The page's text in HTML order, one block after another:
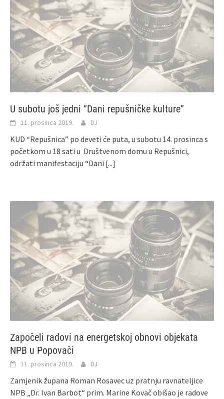
U subotu još jedni “Dani repušničke kulture”
11. prosinca 2019. DJ
KUD “Repušnica” po deveti će puta, u subotu 14. prosinca s
početkom u 18 sati u Društvenom domu u Repušnici,
održati manifestaciju “Dani [...]
Započeli radovi na energetskoj obnovi objekata
NPB u Popovači
11. prosinca 2019. DJ
Zamjenik župana Roman Rosavec uz pratnju ravnateljice
NPB „Dr. Ivan Barbot“ prim. Marine Kovač obišao je radove